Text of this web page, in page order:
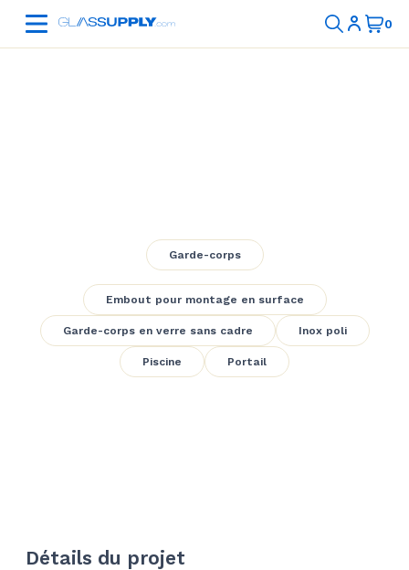
Garde-corps
Embout pour montage en surface
Garde-corps en verre sans cadre Inox poli
Piscine Portail
Détails du projet